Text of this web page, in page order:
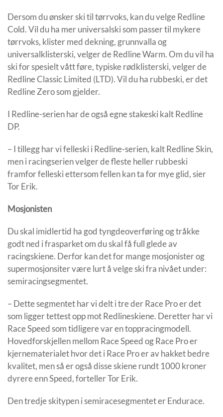
Dersom du ønsker ski til tørrvoks, kan du velge Redline
Cold. Vil du ha mer universalski som passer til mykere
tørrvoks, klister med dekning, grunnvalla og
universalklisterski, velger de Redline Warm. Om du vil ha
ski for spesielt vått føre, typiske rødklisterski, velger de
Redline Classic Limited (LTD). Vil du ha rubbeski, er det
Redline Zero som gjelder.
I Redline-serien har de også egne stakeski kalt Redline
DP.
– I tillegg har vi felleski i Redline-serien, kalt Redline Skin,
men i racingserien velger de fleste heller rubbeski
framfor felleski ettersom fellen kan ta for mye glid, sier
Tor Erik.
Mosjonisten
Du skal imidlertid ha god tyngdeoverføring og tråkke
godt ned i frasparket om du skal få full glede av
racingskiene. Derfor kan det for mange mosjonister og
supermosjonsiter være lurt å velge ski fra nivået under:
semiracingsegmentet.
– Dette segmentet har vi delt i tre der Race Pro er det
som ligger tettest opp mot Redlineskiene. Deretter har vi
Race Speed som tidligere var en toppracingmodell.
Hovedforskjellen mellom Race Speed og Race Pro er
kjernematerialet hvor det i Race Pro er av hakket bedre
kvalitet, men så er også disse skiene rundt 1000 kroner
dyrere enn Speed, forteller Tor Erik.
Den tredje skitypen i semiracesegmentet er Endurace.